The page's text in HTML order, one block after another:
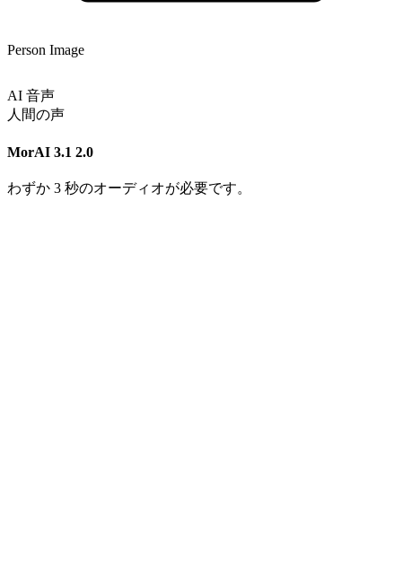
Person Image
AI 音声
人間の声
MorAI 3.1 2.0
わずか 3 秒のオーディオが必要です。